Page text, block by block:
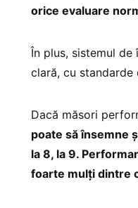
orice evaluare
În plus, sistemul de
clară, cu standarde
Dacă măsori
poate să însemne
la 8, la 9.
foarte mulți dintre